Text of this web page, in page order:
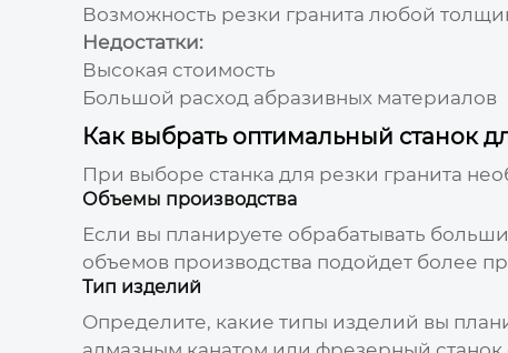
Возможность резки гранита любой
Недостатки:
Высокая стоимость
Большой расход абразивных материалов
Как выбрать оптимальный станок
При выборе станка для резки гранита
Объемы производства
Если вы планируете обрабатывать
объемов производства подойдет более
Тип изделий
Определите, какие типы изделий вы